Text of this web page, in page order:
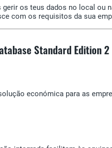
gerir os teus dados no local ou
com os requisitos da sua
Standard Edition 2
económica para as